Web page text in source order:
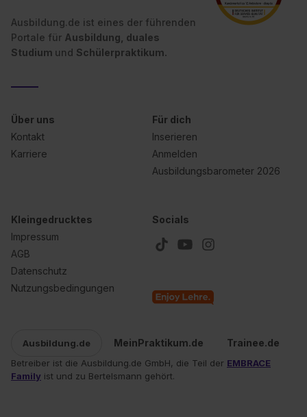
Ausbildung.de ist eines der führenden
Portale für Ausbildung, duales
Studium und Schülerpraktikum.
Über uns
Kontakt
Karriere
Für dich
Inserieren
Anmelden
Ausbildungsbarometer 2026
Kleingedrucktes
Impressum
AGB
Datenschutz
Nutzungsbedingungen
Socials
Ausbildung.de MeinPraktikum.de Trainee.de
Betreiber ist die Ausbildung.de GmbH, die Teil der EMBRACE
Family ist und zu Bertelsmann gehört.